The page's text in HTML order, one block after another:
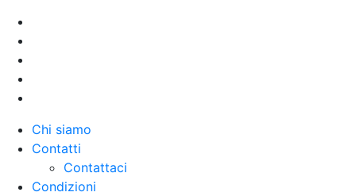
Chi siamo
Contatti
Contattaci
Condizioni